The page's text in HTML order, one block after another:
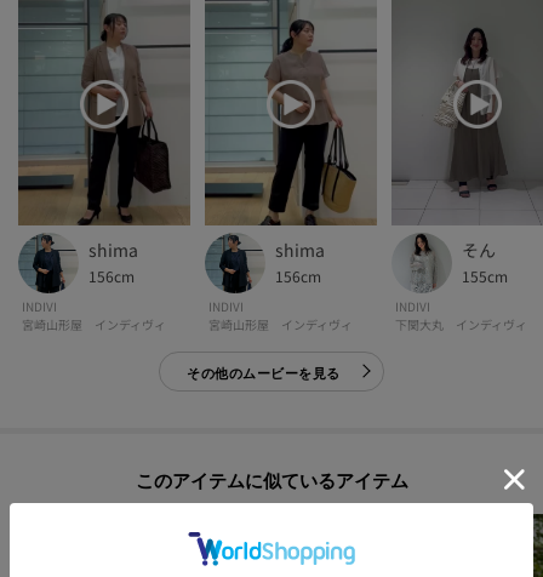
shima
156cm
INDIVI
宮崎山形屋 インディヴィ
shima
156cm
INDIVI
宮崎山形屋 インディヴィ
そん
155cm
INDIVI
下関大丸 インディヴィ
その他のムービーを見る
このアイテムに似ているアイテム